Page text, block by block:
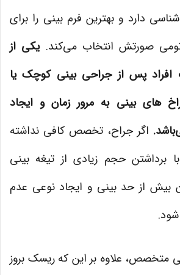
دارد و بهترین فرم بینی را برای
صورتش انتخاب می‌کند.یکی از
افراد پس از جراحی بینی کوچک یا
های بینی به مرور زمان و ایجاد
اگر جراح، تخصص کافی نداشته
برداشتن حجم زیادی از تیغه بینی
از حد بینی و ایجاد نوعی عدم
متخصص، علاوه بر این که ریسک بروز